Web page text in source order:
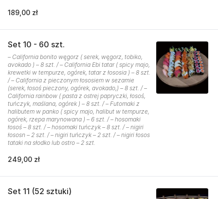
189,00 zł
Set 10 - 60 szt.
– California bonito węgorz ( serek, węgorz, tobiko,
avokado ) – 8 szt. / – California Ebi tatar ( spicy majo,
krewetki w tempurze, ogórek, tatar z łososia ) – 8 szt.
/ – California z pieczonym łososiem w sezamie
(serek, łosoś pieczony, ogórek, avokado,) – 8 szt. / –
California rainbow ( pasta z ostrej papryczki, łosoś,
tuńczyk, maślana, ogórek ) – 8 szt. / – Futomaki z
halibutem w panko ( spicy majo, halibut w tempurze,
ogórek, rzepa marynowana ) – 6 szt. / – hosomaki
łosoś – 8 szt. / – hosomaki tuńczyk – 8 szt. / – nigiri
łososn – 2 szt. / – nigiri tuńczyk – 2 szt. / – nigiri łosos
tataki na słodko lub ostro – 2 szt.
249,00 zł
Set 11 (52 sztuki)